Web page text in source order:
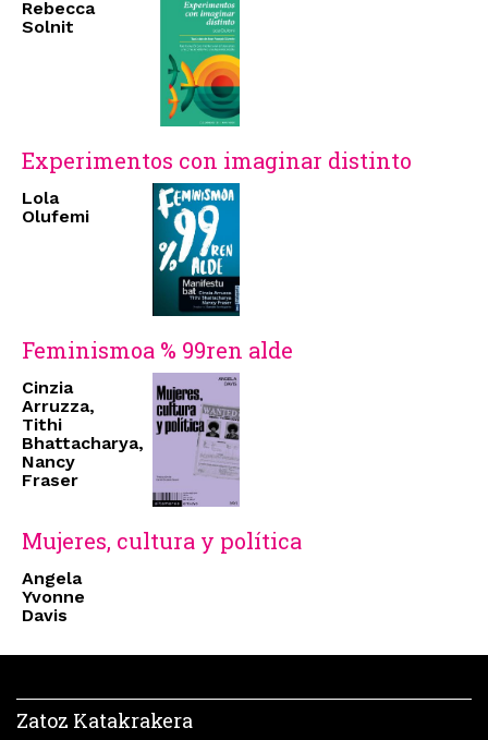
Rebecca
Solnit
Experimentos con imaginar distinto
Lola
Olufemi
Feminismoa % 99ren alde
Cinzia
Arruzza,
Tithi
Bhattacharya,
Nancy
Fraser
Mujeres, cultura y política
Angela
Yvonne
Davis
Zatoz Katakrakera